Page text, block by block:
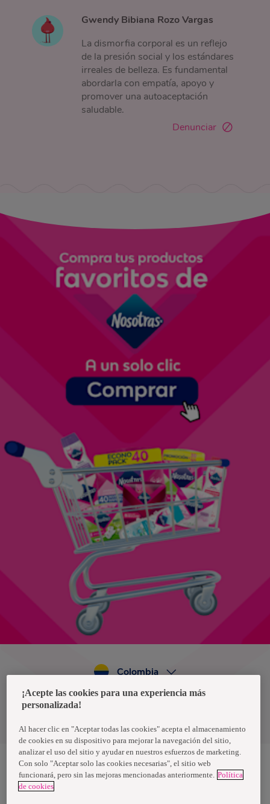
Gwendy Bibiana Rozo Vargas
La dismorfia corporal es un reflejo
de la presión social y los estándares
irreales de belleza. Es fundamental
abordarla con empatía, apoyo y
promover una autoaceptación
saludable.
Denunciar
Política de privacidad de datos
Colombia
Nosotras, una marca de Essity - una compañía global líder en
higiene y salud. Cada día, mil millones de personas, en todo el
¡Acepte las cookies para una experiencia más
personalizada!
Al hacer clic en "Aceptar todas las cookies" acepta el almacenamiento
de cookies en su dispositivo para mejorar la navegación del sitio,
analizar el uso del sitio y ayudar en nuestros esfuerzos de marketing.
Con solo "Aceptar solo las cookies necesarias", el sitio web
funcionará, pero sin las mejoras mencionadas anteriormente. Política
de cookies